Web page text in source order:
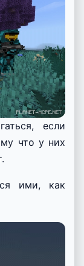
если
что у них
ими, как